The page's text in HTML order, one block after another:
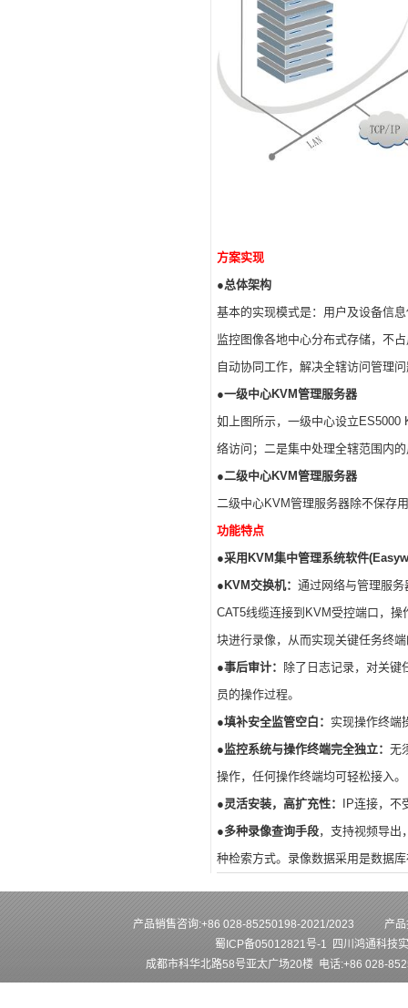
方案实现
●总体架构
基本的实现模式是：用户及设备信
监控图像各地中心分布式存储，不
自动协同工作，解决全辖访问管理
●一级中心KVM管理服务器
如上图所示，一级中心设立ES5000
络访问；二是集中处理全辖范围内
●二级中心KVM管理服务器
二级中心KVM管理服务器除不保存
功能特点
●采用KVM集中管理系统软件
●KVM交换机： 通过网络与管理服
CAT5线缆连接到KVM受控端口，
块进行录像，从而实现关键任务终
●事后审计：
除了日志记录，对关键
员的操作过程。
●填补安全监管空白： 实现操作终端
●监控系统与操作终端完全独立： 无
操作，任何操作终端均可轻松接入。
●灵活安装，高扩充性：
IP连接，
●多种录像查询手段，支持视频导出
种检索方式。录像数据采用是数据
产品销售咨询:+86 028-85250198-2021/2023
产
蜀ICP备05012821号-1 四川鸿通科技
成都市科华北路58号亚太广场20楼 电话:+86 028-